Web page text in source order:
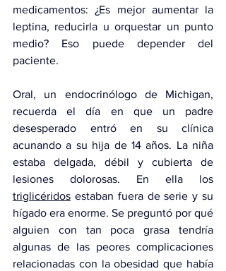
medicamentos: ¿Es mejor aumentar la
leptina, reducirla u orquestar un punto
medio? Eso puede depender del
paciente.
Oral, un endocrinólogo de Michigan,
recuerda el día en que un padre
desesperado entró en su clínica
acunando a su hija de 14 años. La niña
estaba delgada, débil y cubierta de
triglicéridos estaban fuera de serie y su
hígado era enorme. Se preguntó por qué
alguien con tan poca grasa tendría
algunas de las peores complicaciones
relacionadas con la obesidad que había